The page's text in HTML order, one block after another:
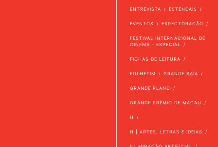
ENTREVISTA ESTENDAIS
EVENTOS EXPECTORAÇÃO
FESTIVAL INTERNACIONAL DE
CINEMA - ESPECIAL
FICHAS DE LEITURA
FOLHETIM GRANDE BAÍA
GRANDE PLANO
GRANDE PRÉMIO DE MACAU
H
H | ARTES, LETRAS E IDEIAS